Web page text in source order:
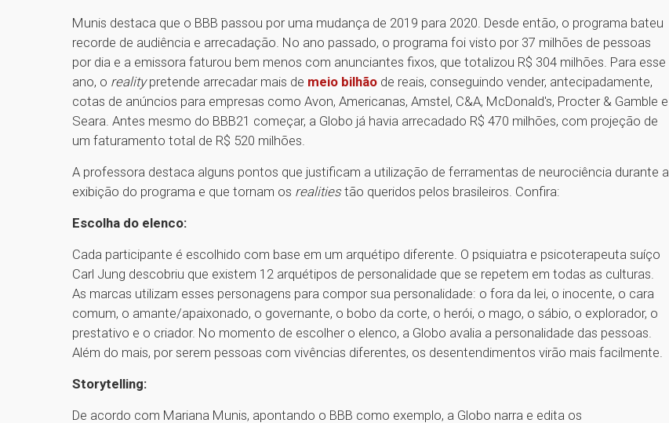
Munis destaca que o BBB passou por uma mudança de 2019 para 2020. Desde então, o programa bateu
recorde de audiência e arrecadação. No ano passado, o programa foi visto por 37 milhões de pessoas
por dia e a emissora faturou bem menos com anunciantes fixos, que totalizou R$ 304 milhões. Para esse
ano, o realitypretende arrecadar mais de meio bilhão de reais, conseguindo vender, antecipadamente,
cotas de anúncios para empresas como Avon, Americanas, Amstel, C&A, McDonald's, Procter & Gamble e
Seara. Antes mesmo do BBB21 começar, a Globo já havia arrecadado R$ 470 milhões, com projeção de
um faturamento total de R$ 520 milhões.
A professora destaca alguns pontos que justificam a utilização de ferramentas de neurociência durante a
exibição do programa e que tornam os realities tão queridos pelos brasileiros. Confira:
Escolha do elenco:
Cada participante é escolhido com base em um arquétipo diferente. O psiquiatra e psicoterapeuta suíço
Carl Jung descobriu que existem 12 arquétipos de personalidade que se repetem em todas as culturas.
As marcas utilizam esses personagens para compor sua personalidade: o fora da lei, o inocente, o cara
comum, o amante/apaixonado, o governante, o bobo da corte, o herói, o mago, o sábio, o explorador, o
prestativo e o criador. No momento de escolher o elenco, a Globo avalia a personalidade das pessoas.
Além do mais, por serem pessoas com vivências diferentes, os desentendimentos virão mais facilmente.
Storytelling:
De acordo com Mariana Munis, apontando o BBB como exemplo, a Globo narra e edita os